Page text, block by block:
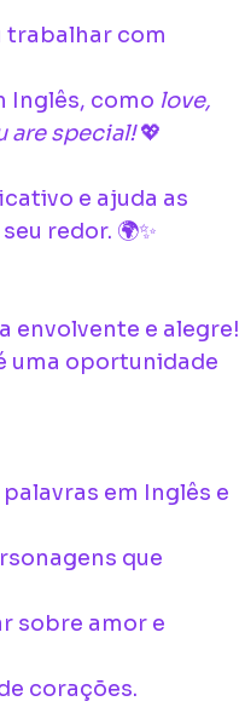
trabalhar com
Inglês, como love,
are special! 💖
e ajuda as
redor. 🌍✨
envolvente e alegre!
uma oportunidade
em Inglês e
que
sobre amor e
corações.